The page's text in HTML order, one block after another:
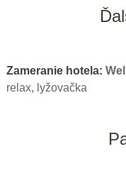
Zameranie hotela:
relax, lyžovačka